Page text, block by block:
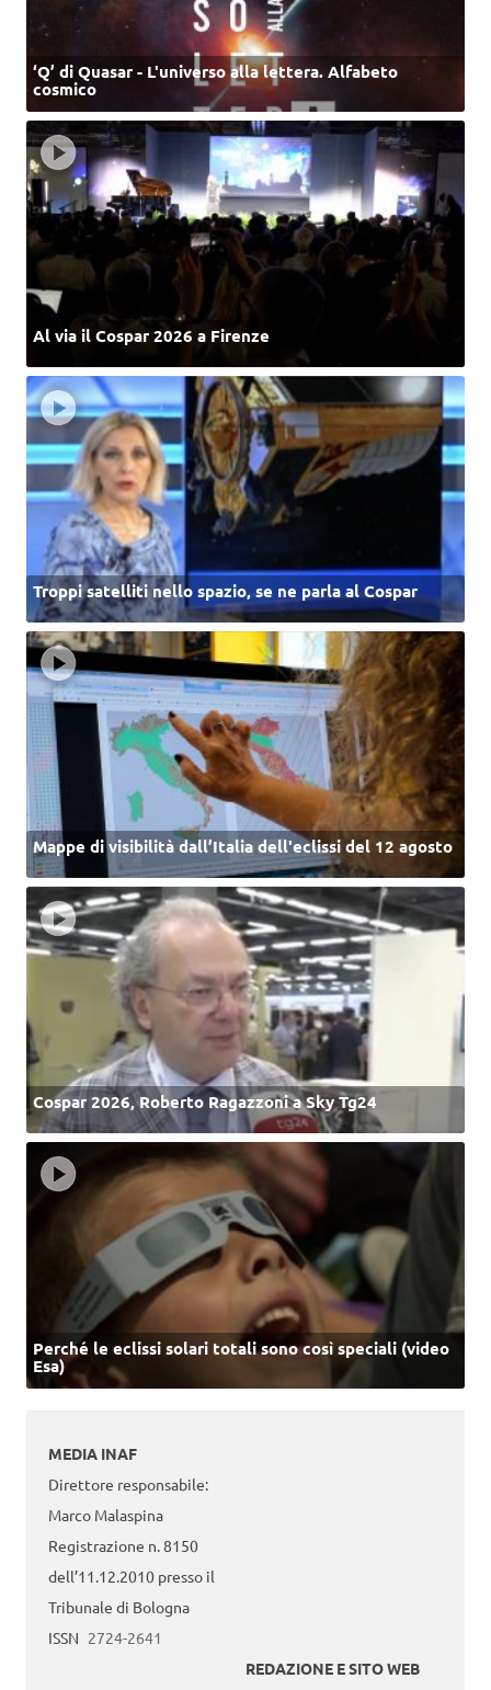
‘Q’ di Quasar - L'universo alla lettera. Alfabeto
cosmico
Al via il Cospar 2026 a Firenze
Troppi satelliti nello spazio, se ne parla al Cospar
Mappe di visibilità dall’Italia dell'eclissi del 12 agosto
Cospar 2026, Roberto Ragazzoni a Sky Tg24
Perché le eclissi solari totali sono così speciali (video
Esa)
MEDIA INAF
Direttore responsabile:
Marco Malaspina
Registrazione n. 8150
dell’11.12.2010 presso il
Tribunale di Bologna
ISSN 2724-2641
REDAZIONE E SITO WEB